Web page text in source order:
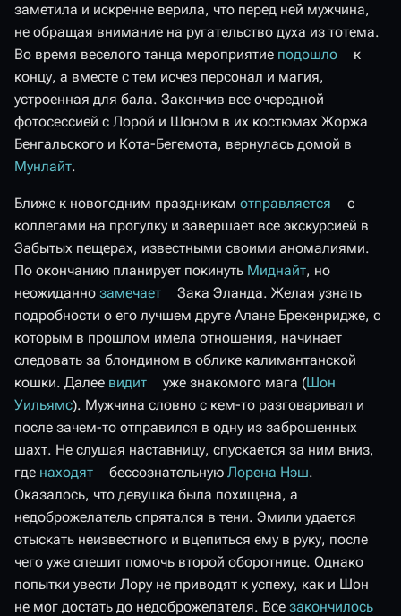
заметила и искренне верила, что перед ней мужчина,
не обращая внимание на ругательство духа из тотема.
Во время веселого танца мероприятие подошло
к
концу, а вместе с тем исчез персонал и магия,
устроенная для бала. Закончив все очередной
фотосессией с Лорой и Шоном в их костюмах Жоржа
Бенгальского и Кота-Бегемота, вернулась домой в
Мунлайт.
Ближе к новогодним праздникам отправляется
с
коллегами на прогулку и завершает все экскурсией в
Забытых пещерах, известными своими аномалиями.
По окончанию планирует покинуть Миднайт, но
неожиданно замечает
Зака Эланда. Желая узнать
подробности о его лучшем друге Алане Брекенридже, с
которым в прошлом имела отношения, начинает
следовать за блондином в облике калимантанской
кошки. Далее видит уже знакомого мага (Шон
Уильямс). Мужчина словно с кем-то разговаривал и
после зачем-то отправился в одну из заброшенных
шахт. Не слушая наставницу, спускается за ним вниз,
где находят бессознательную Лорена Нэш.
Оказалось, что девушка была похищена, а
недоброжелатель спрятался в тени. Эмили удается
отыскать неизвестного и вцепиться ему в руку, после
чего уже спешит помочь второй оборотнице. Однако
попытки увести Лору не приводят к успеху, как и Шон
не мог достать до недоброжелателя. Все закончилось